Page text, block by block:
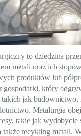
to dziedzina
metali oraz ich
produktów lub
gospodarki, który
jak budownictwo,
Metalurgia
takie jak wydobycie
także recykling metali.